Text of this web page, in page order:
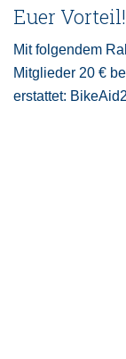
Euer Vorteil!
Mit folgendem
Mitglieder 20 €
erstattet: